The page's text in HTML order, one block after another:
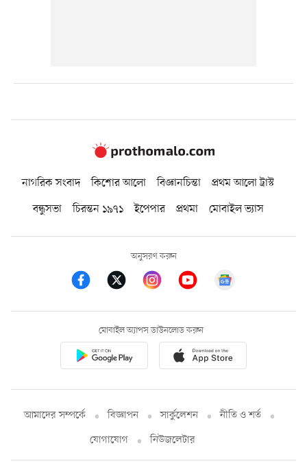
নাগরিক সংবাদ কিশোর আলো বিজ্ঞানচিন্তা
প্রথম আলো ট্রাস্ট
বন্ধুসভা
চিরন্তন ১৯৭১ ইপেপার প্রথমা মোবাইল ভ্যাস
অনুসরণ করুন
মোবাইল অ্যাপস ডাউনলোড করুন
আমাদের সম্পর্কে বিজ্ঞাপন সার্কুলেশন
নীতি ও শর্ত
যোগাযোগ
নিউজলেটার